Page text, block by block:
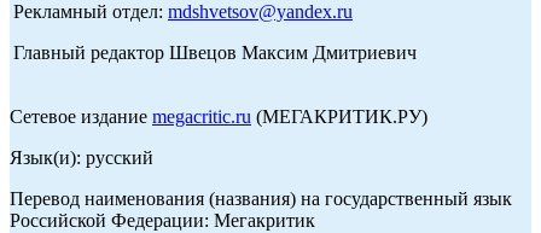
Рекламный отдел: mdshvetsov@yandex.ru
Главный редактор Швецов Максим Дмитриевич
Сетевое издание megacritic.ru (МЕГАКРИТИК.РУ)
Язык(и): русский
Перевод наименования (названия) на государственный язык
Российской Федерации: Мегакритик